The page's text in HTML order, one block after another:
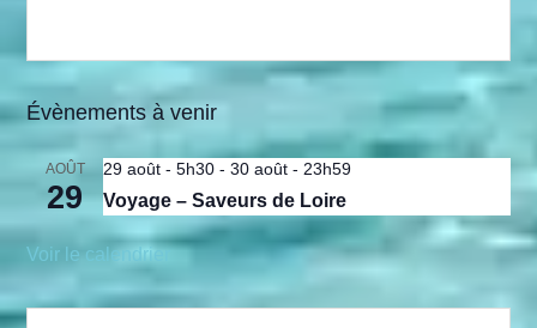
Évènements à venir
AOÛT
29
29 août - 5h30 -30 août - 23h59
Voyage – Saveurs de Loire
Voir le calendrier